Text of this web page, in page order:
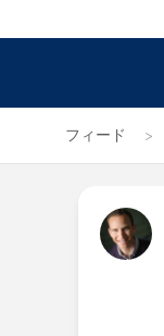
フィード